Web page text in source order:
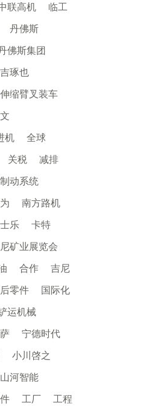
联高机
临工
丹佛斯
佛斯集团
琢也
伸缩臂叉装车
机
全球
关税
减排
制动系统
南方路机
乐
卡特
矿业展览会
合作
吉尼
零件
国际化
运机械
宁德时代
小川啓之
山河智能
工厂
工程